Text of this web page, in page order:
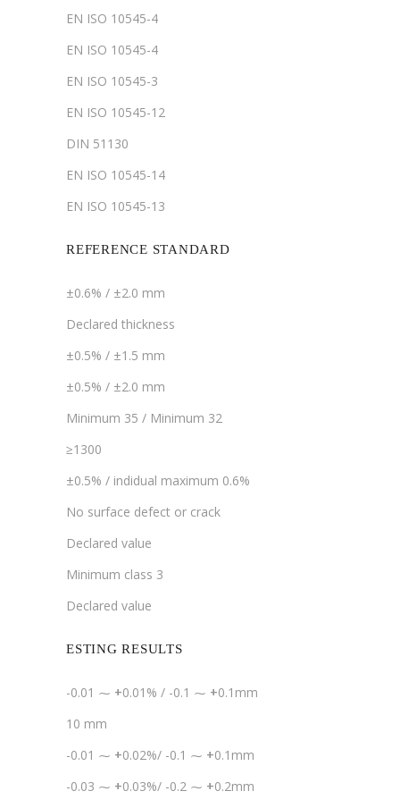
EN ISO 10545-4
EN ISO 10545-4
EN ISO 10545-3
EN ISO 10545-12
DIN 51130
EN ISO 10545-14
EN ISO 10545-13
REFERENCE STANDARD
±0.6% / ±2.0 mm
Declared thickness
±0.5% / ±1.5 mm
±0.5% / ±2.0 mm
Minimum 35 / Minimum 32
≥1300
±0.5% / indidual maximum 0.6%
No surface defect or crack
Declared value
Minimum class 3
Declared value
ESTING RESULTS
-0.01 ⁓ +0.01% / -0.1 ⁓ +0.1mm
10 mm
-0.01 ⁓ +0.02%/ -0.1 ⁓ +0.1mm
-0.03 ⁓ +0.03%/ -0.2 ⁓ +0.2mm